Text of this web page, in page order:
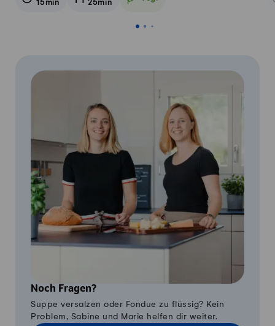
15min 25min Vegetarisch
Noch Fragen?
Suppe versalzen oder Fondue zu flüssig? Kein
Problem, Sabine und Marie helfen dir weiter.